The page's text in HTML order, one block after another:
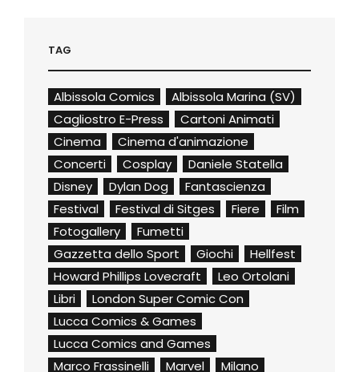
TAG
Albissola Comics
Albissola Marina (SV)
Cagliostro E-Press
Cartoni Animati
Cinema
Cinema d'animazione
Concerti
Cosplay
Daniele Statella
Disney
Dylan Dog
Fantascienza
Festival
Festival di Sitges Fiere
Film
Fotogallery
Fumetti
Gazzetta dello Sport
Giochi
Hellfest
Howard Phillips Lovecraft
Leo Ortolani
Libri
London Super Comic Con
Lucca Comics & Games
Lucca Comics and Games
Marco Frassinelli
Marvel
Milano